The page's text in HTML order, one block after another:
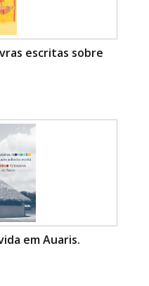
escritas sobre
em Auaris.